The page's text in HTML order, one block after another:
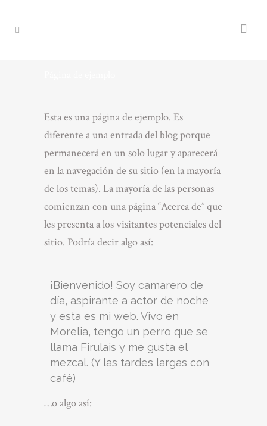
Esta es una página de ejemplo. Es
diferente a una entrada del blog porque
permanecerá en un solo lugar y aparecerá
en la navegación de su sitio (en la mayoría
de los temas). La mayoría de las personas
comienzan con una página “Acerca de” que
les presenta a los visitantes potenciales del
sitio. Podría decir algo así:
¡Bienvenido! Soy camarero de
día, aspirante a actor de noche
y esta es mi web. Vivo en
Morelia, tengo un perro que se
llama Firulais y me gusta el
mezcal. (Y las tardes largas con
café)
…o algo así: